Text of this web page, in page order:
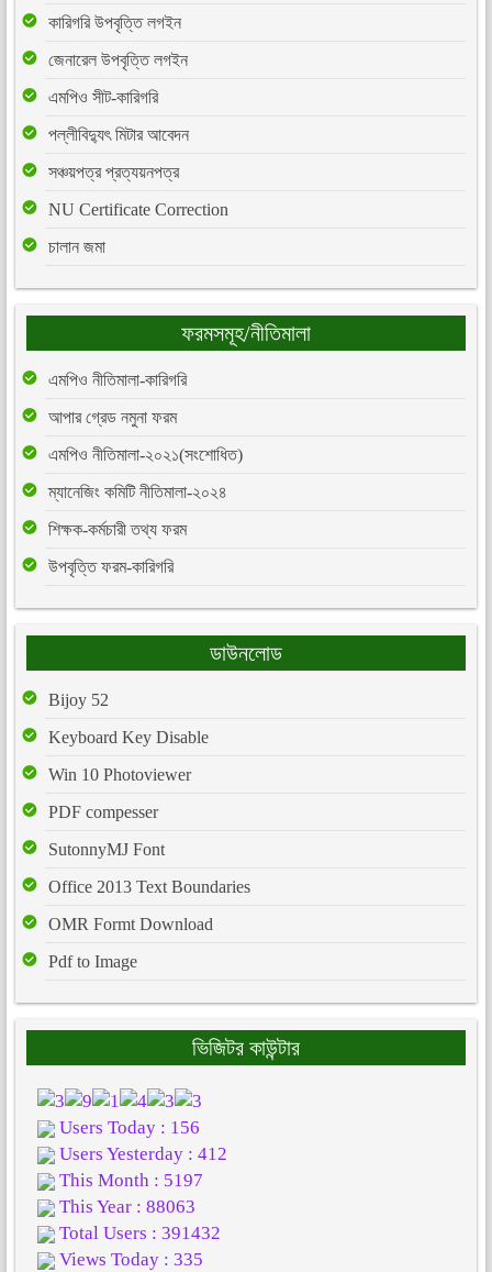
কারিগরি উপবৃত্তি লগইন
জেনারেল উপবৃত্তি লগইন
এমপিও সীট-কারিগরি
পল্লীবিদ্যুৎ মিটার আবেদন
সঞ্চয়পত্র প্রত্যয়নপত্র
NU Certificate Correction
চালান জমা
ফরমসমূহ/নীতিমালা
এমপিও নীতিমালা-কারিগরি
আপার গ্রেড নমুনা ফরম
এমপিও নীতিমালা-২০২১(সংশোধিত)
ম্যানেজিং কমিটি নীতিমালা-২০২৪
শিক্ষক-কর্মচারী তথ্য ফরম
উপবৃত্তি ফরম-কারিগরি
ডাউনলোড
Bijoy 52
Keyboard Key Disable
Win 10 Photoviewer
PDF compesser
SutonnyMJ Font
Office 2013 Text Boundaries
OMR Formt Download
Pdf to Image
ভিজিটর কাউন্টার
Users Today : 156
Users Yesterday : 412
This Month : 5197
This Year : 88063
Total Users : 391432
Views Today : 335